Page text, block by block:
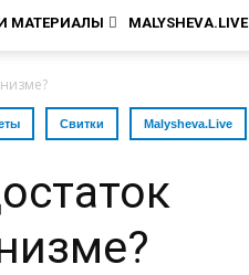
МАТЕРИАЛЫ MALYSHEVA.LIVE
Свитки Malysheva.Live